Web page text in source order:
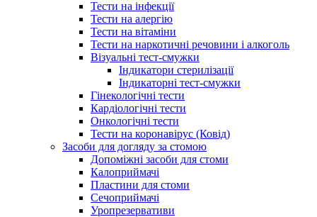
Тести на інфекції
Тести на алергію
Тести на вітаміни
Тести на наркотичні речовини і алкоголь
Візуальні тест-смужки
Індикатори стерилізації
Індикаторні тест-смужки
Гінекологічні тести
Кардіологічні тести
Онкологічні тести
Тести на коронавірус (Ковід)
Засоби для догляду за стомою
Допоміжні засоби для стоми
Калоприймачі
Пластини для стоми
Сечоприймачі
Уропрезервативи